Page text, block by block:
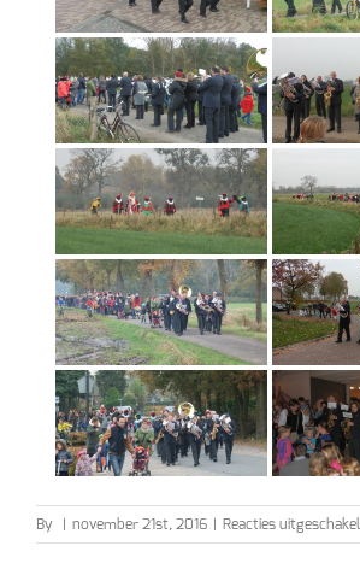
By november 21st, 2016 Reacties